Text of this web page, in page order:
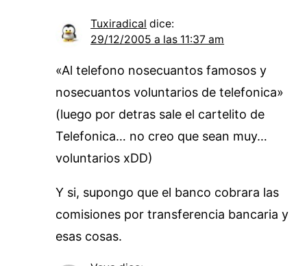
Tuxiradical dice:
29/12/2005 a las 11:37 am
«Al telefono nosecuantos famosos y
nosecuantos voluntarios de telefonica»
(luego por detras sale el cartelito de
Telefonica… no creo que sean muy…
voluntarios xDD)
Y si, supongo que el banco cobrara las
comisiones por transferencia bancaria y
esas cosas.